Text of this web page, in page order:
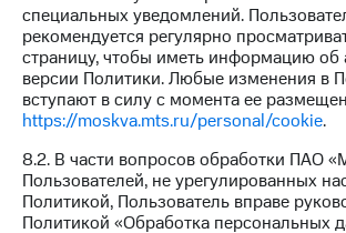
специальных уведомлений.
рекомендуется регулярно
страницу, чтобы иметь информацию об
версии Политики. Любые изменения в
вступают в силу с момента ее
https://moskva.mts.ru/personal/cookie.
8.2. В части вопросов обработки ПАО
Пользователей, не урегулированных
Политикой, Пользователь вправе
Политикой «Обработка персональных